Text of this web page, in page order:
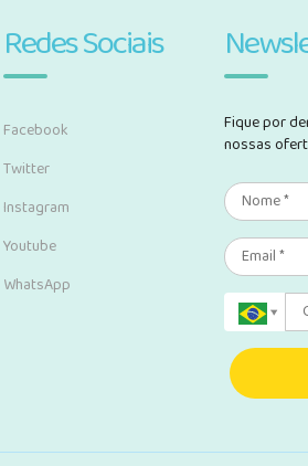
Redes Sociais
Facebook
Twitter
Instagram
Youtube
WhatsApp
Fique por
nossas